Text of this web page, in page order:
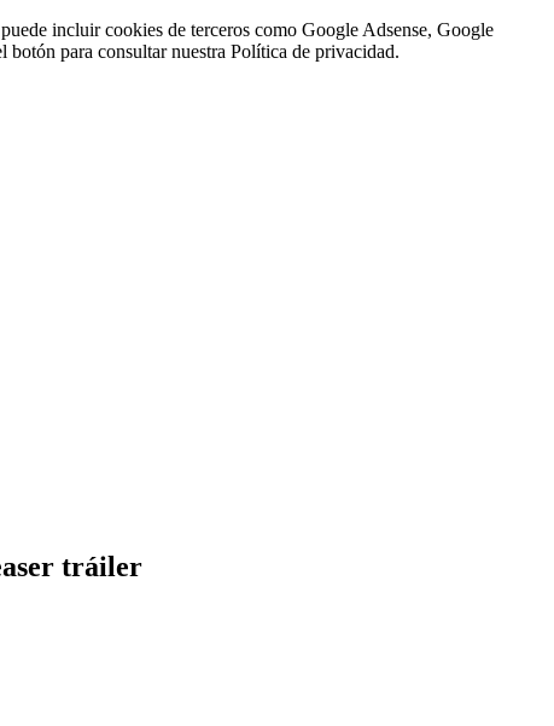
incluir cookies de terceros como Google Adsense, Google
para consultar nuestra Política de privacidad.
tráiler